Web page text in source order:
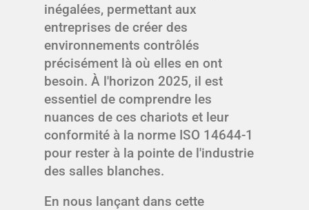
inégalées, permettant aux
entreprises de créer des
environnements contrôlés
précisément là où elles en ont
besoin. À l'horizon 2025, il est
essentiel de comprendre les
nuances de ces chariots et leur
conformité à la norme ISO 14644-1
pour rester à la pointe de l'industrie
des salles blanches.
En nous lançant dans cette